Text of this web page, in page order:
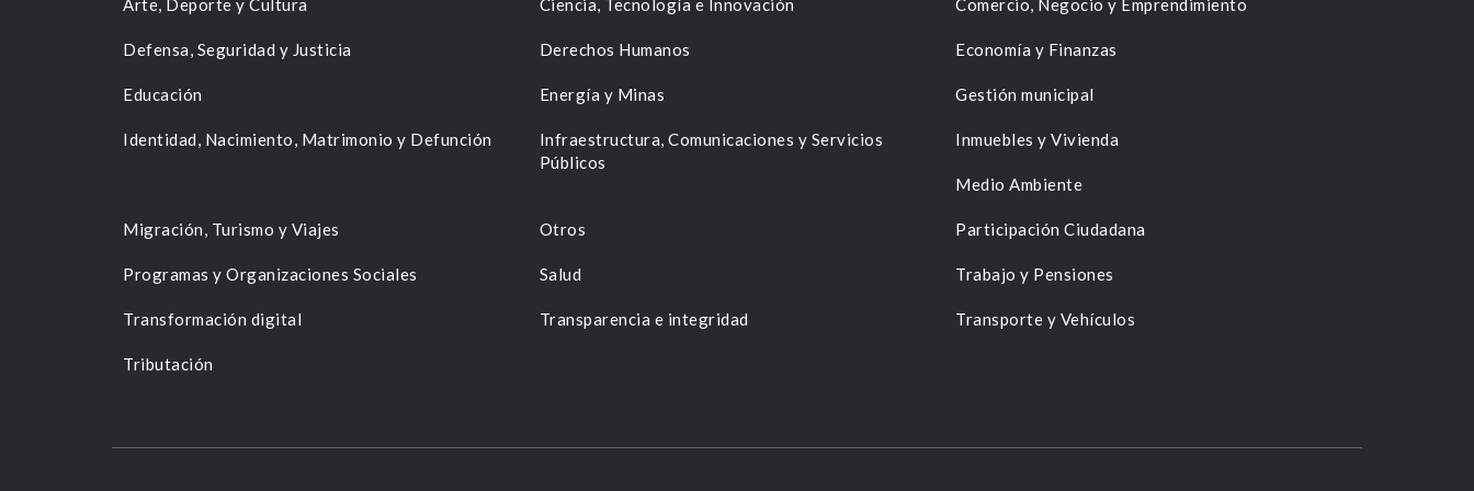
Arte, Deporte y Cultura Ciencia, Tecnología e Innovación Comercio, Negocio y Emprendimiento
Defensa, Seguridad y Justicia Derechos Humanos Economía y Finanzas
Educación Energía y Minas Gestión municipal
Identidad, Nacimiento, Matrimonio y Defunción
Infraestructura, Comunicaciones y Servicios
Públicos
Inmuebles y Vivienda
Medio Ambiente
Migración, Turismo y Viajes Otros Participación Ciudadana
Programas y Organizaciones Sociales Salud Trabajo y Pensiones
Transformación digital Transparencia e integridad Transporte y Vehículos
Tributación